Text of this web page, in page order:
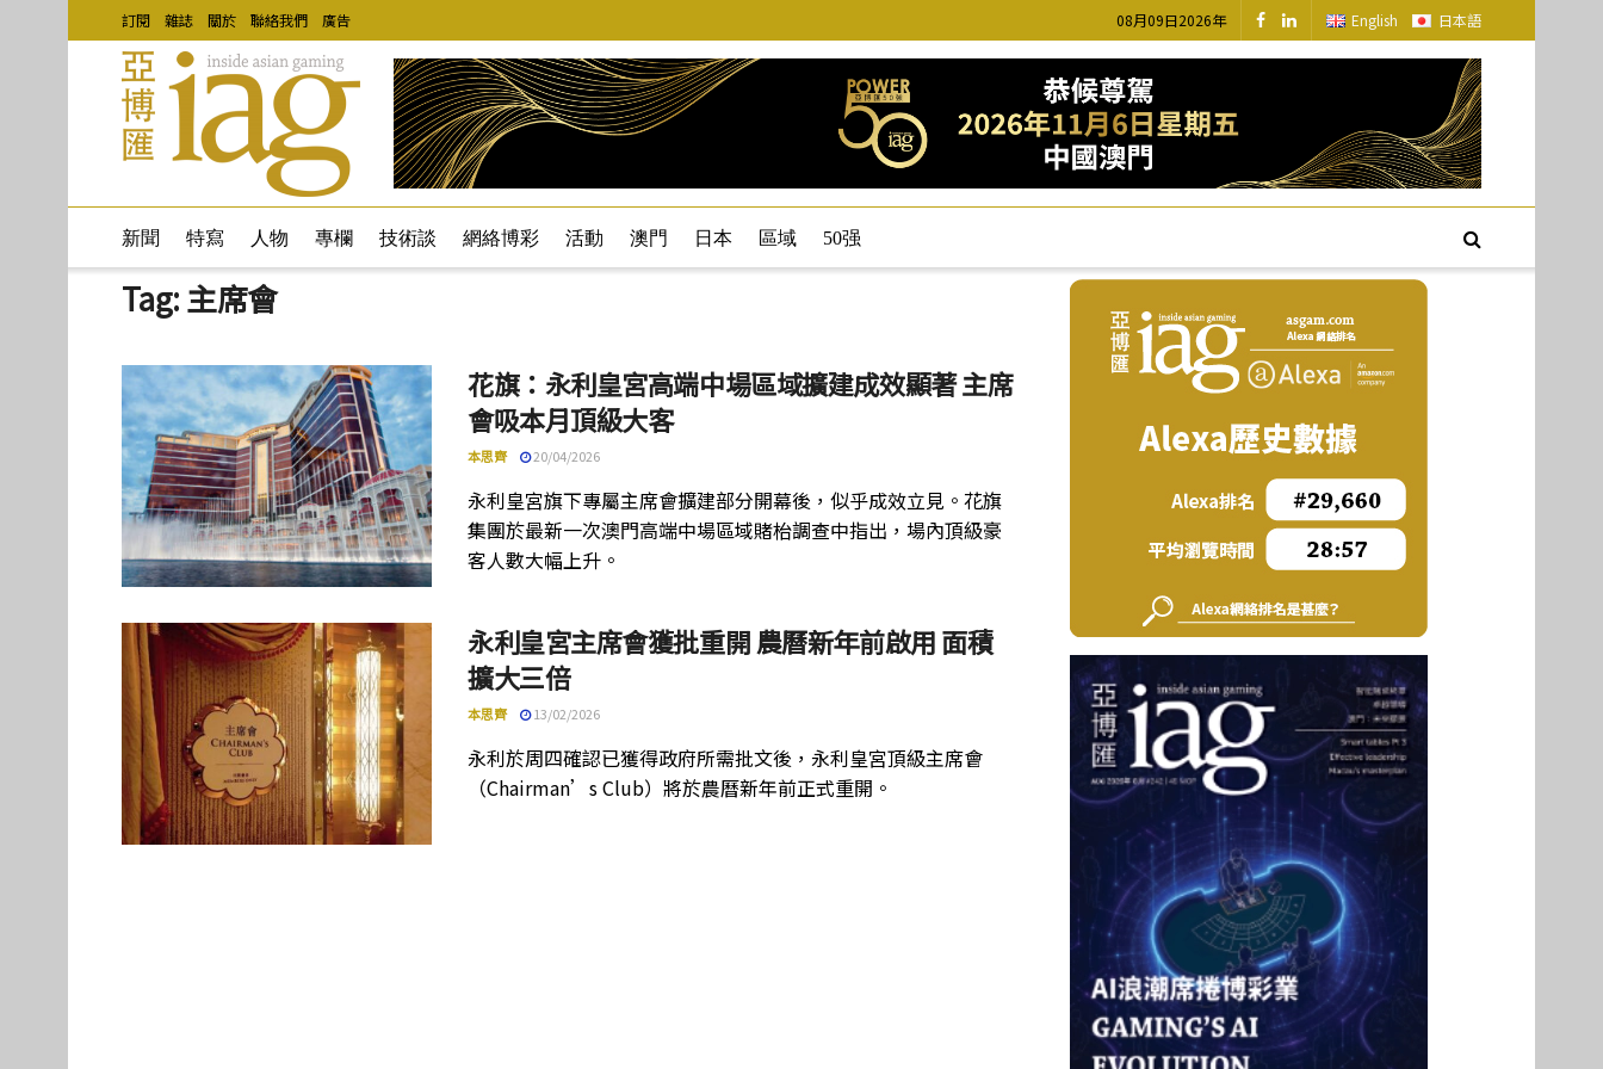
訂閱 雜誌 關於 聯絡我們 廣告 08月09日2026年 English 日本語
新聞 特寫 人物 專欄 技術談 網絡博彩 活動 澳門 日本 區域 50强
Tag:主席會
花旗：永利皇宮高端中場區域擴建成效顯著 主席
會吸本月頂級大客
本思齊 20/04/2026
永利皇宮旗下專屬主席會擴建部分開幕後，似乎成效立見。花旗
集團於最新一次澳門高端中場區域賭枱調查中指出，場內頂級豪
客人數大幅上升。
永利皇宮主席會獲批重開 農曆新年前啟用 面積
擴大三倍
本思齊 13/02/2026
永利於周四確認已獲得政府所需批文後，永利皇宮頂級主席會
（Chairman’s Club）將於農曆新年前正式重開。